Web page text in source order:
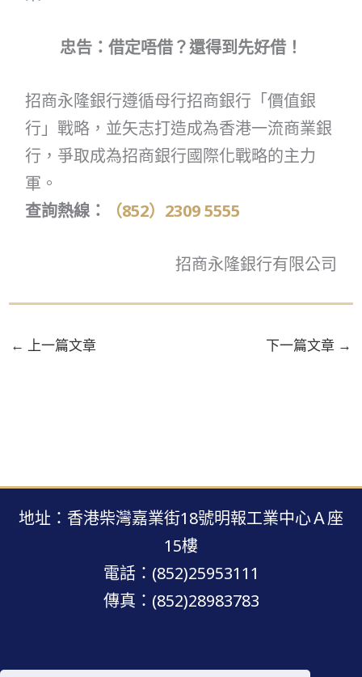
忠告：借定唔借？還得到先好借！
招商永隆銀行遵循母行招商銀行「價值銀
行」戰略，並矢志打造成為香港一流商業銀
行，爭取成為招商銀行國際化戰略的主力
軍。
查詢熱線：
（852）2309 5555
招商永隆銀行有限公司
← 上一篇文章 下一篇文章 →
地址：香港柴灣嘉業街18號明報工業中心Ａ座
15樓
電話：(852)25953111
傳真：(852)28983783